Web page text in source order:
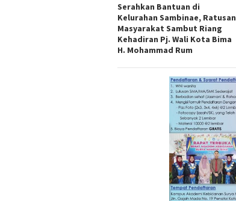
Serahkan Bantuan di
Kelurahan Sambinae, Ratusan
Masyarakat Sambut Riang
Kehadiran Pj. Wali Kota Bima
H. Mohammad Rum